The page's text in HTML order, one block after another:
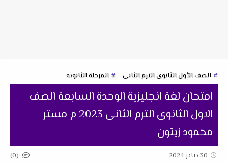
الصف الأول الثانوى الترم الثانى المرحلة الثانوية
امتحان لغة انجليزية الوحدة السابعة الصف
الاول الثانوى الترم الثانى 2023 م مستر
محمود زيتون
30 يناير 2024 (0)